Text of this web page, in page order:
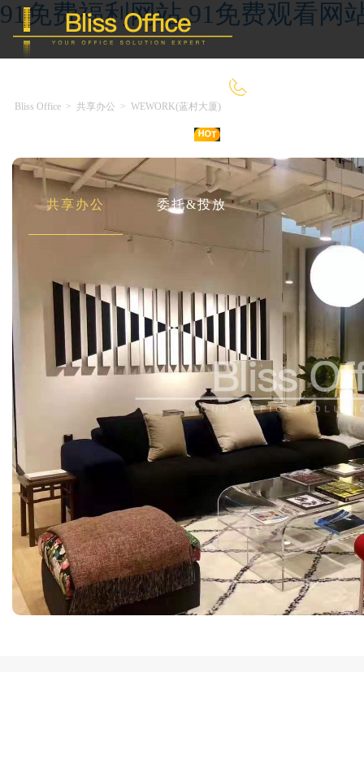
91免费福利网站,91免费观看网
共享办公 委托&投放
Bliss Office > 共享办公 > WEWORK(蓝村大厦)